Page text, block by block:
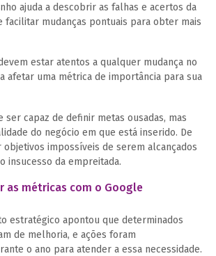
ajuda a descobrir as falhas e acertos da
facilitar mudanças pontuais para obter mais
estar atentos a qualquer mudança no
afetar uma métrica de importância para sua
ser capaz de definir metas ousadas, mas
do negócio em que está inserido. De
objetivos impossíveis de serem alcançados
insucesso da empreitada.
as métricas com o Google
estratégico apontou que determinados
de melhoria, e ações foram
o ano para atender a essa necessidade.